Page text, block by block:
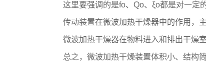
这里要强调的是fo、Qo、ξo都是对一定的
传动装置在微波加热干燥器中的作用，主
微波加热干燥器在物料进入和排出干燥室
总之，微波加热干燥装置体积小、结构简